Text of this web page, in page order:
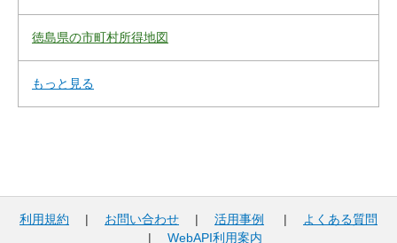
徳島県の市町村所得地図
もっと見る
利用規約 | お問い合わせ | 活用事例 |
よくある質問
| WebAPI利用案内